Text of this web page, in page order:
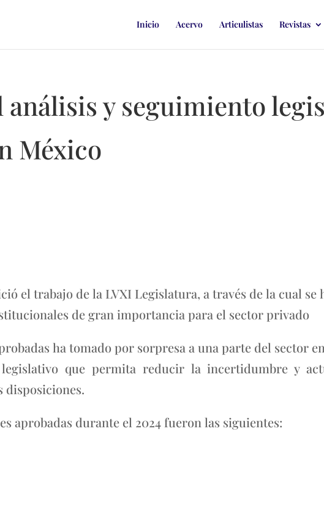
Inicio Acervo Articulistas Revistas
y seguimiento
México
el trabajo de la LVXI Legislatura, a través de la cual se
de gran importancia para el sector privado
ha tomado por sorpresa a una parte del sector
que permita reducir la incertidumbre y
disposiciones.
aprobadas durante el 2024 fueron las siguientes: